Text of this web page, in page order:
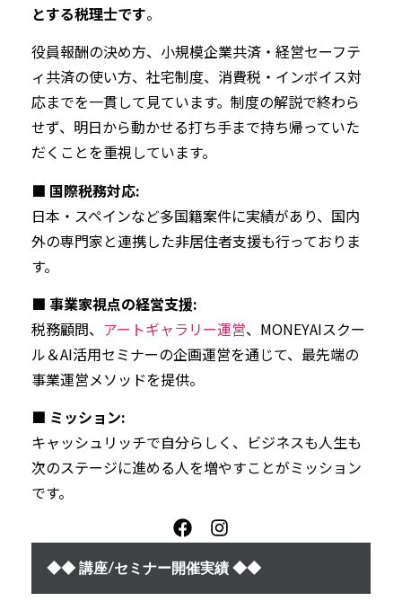
とする税理士です。
役員報酬の決め方、小規模企業共済・経営セーフテ
ィ共済の使い方、社宅制度、消費税・インボイス対
応までを一貫して見ています。制度の解説で終わら
せず、明日から動かせる打ち手まで持ち帰っていた
だくことを重視しています。
■ 国際税務対応:
日本・スペインなど多国籍案件に実績があり、国内
外の専門家と連携した非居住者支援も行っておりま
す。
■ 事業家視点の経営支援:
税務顧問、 アートギャラリー運営、MONEYAIスクー
ル＆AI活用セミナーの企画運営を通じて、最先端の
事業運営メソッドを提供。
■ ミッション:
キャッシュリッチで自分らしく、ビジネスも人生も
次のステージに進める人を増やすことがミッション
です。
◆◆ 講座/セミナー開催実績 ◆◆